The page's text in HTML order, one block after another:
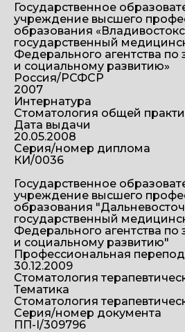
Государственное
учреждение высшего
образования
государственный
Федерального агентства
и социальному развитию»
Россия/РСФСР
2007
Интернатура
Стоматология общей
Дата выдачи
20.05.2008
Серия/номер диплома
КИ/0036
Государственное
учреждение высшего
образования
государственный
Федерального агентства
и социальному развитию"
Профессиональная
30.12.2009
Стоматология
Тематика
Стоматология
Серия/номер документа
ПП-I/309796